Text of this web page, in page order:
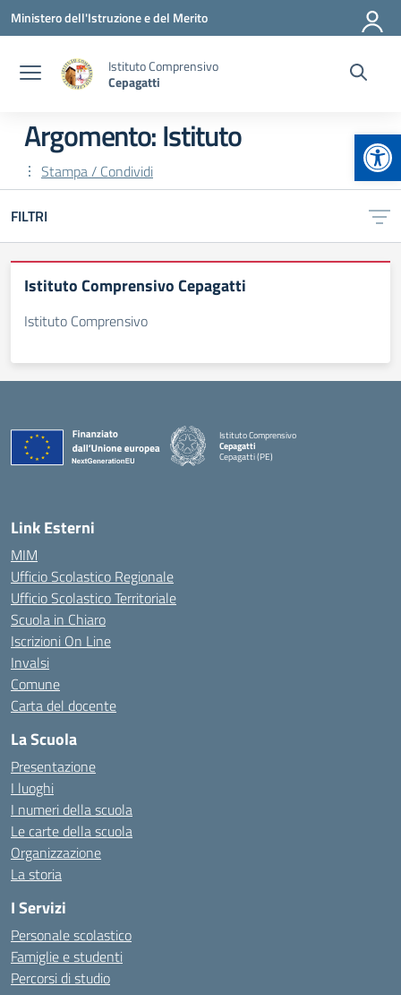
Vai ai contenuti
Vai al menu di navigazione
Vai al footer
Ministero dell'Istruzione e del Merito
Istituto Comprensivo
Cepagatti
Argomento: Istituto
Stampa / Condividi
FILTRI
Istituto Comprensivo Cepagatti
Istituto Comprensivo
Istituto Comprensivo
Cepagatti
Cepagatti (PE)
— Visita la pagina iniziale della scuola
Link Esterni
MIM
Ufficio Scolastico Regionale
Ufficio Scolastico Territoriale
Scuola in Chiaro
Iscrizioni On Line
Invalsi
Comune
Carta del docente
La Scuola
Presentazione
I luoghi
I numeri della scuola
Le carte della scuola
Organizzazione
La storia
I Servizi
Personale scolastico
Famiglie e studenti
Percorsi di studio